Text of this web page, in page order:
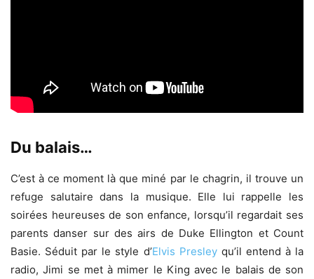
Du balais…
C’est à ce moment là que miné par le chagrin, il trouve un
refuge salutaire dans la musique. Elle lui rappelle les
soirées heureuses de son enfance, lorsqu’il regardait ses
parents danser sur des airs de Duke Ellington et Count
Basie. Séduit par le style d’Elvis Presleyqu’il entend à la
radio, Jimi se met à mimer le King avec le balais de son